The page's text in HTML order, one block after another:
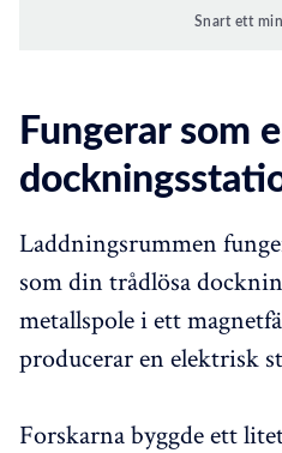
Snart ett
Fungerar som
Laddningsrummen
som din trådlösa
metallspole i ett
producerar en elektrisk
Forskarna byggde ett